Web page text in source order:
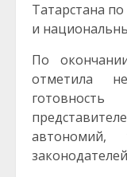
Татарстана
и
По
отметила
автономий,